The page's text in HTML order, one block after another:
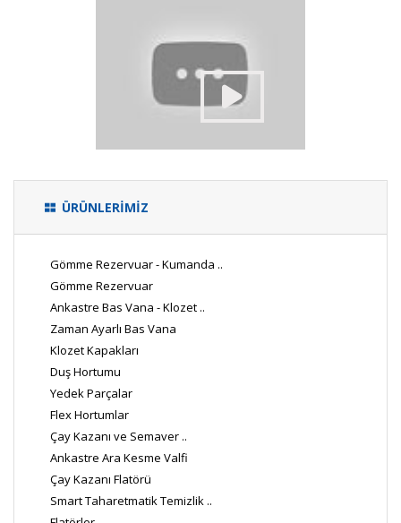
ÜRÜNLERİMİZ
Gömme Rezervuar - Kumanda ..
Gömme Rezervuar
Ankastre Bas Vana - Klozet ..
Zaman Ayarlı Bas Vana
Klozet Kapakları
Duş Hortumu
Yedek Parçalar
Flex Hortumlar
Çay Kazanı ve Semaver ..
Ankastre Ara Kesme Valfi
Çay Kazanı Flatörü
Smart Taharetmatik Temizlik ..